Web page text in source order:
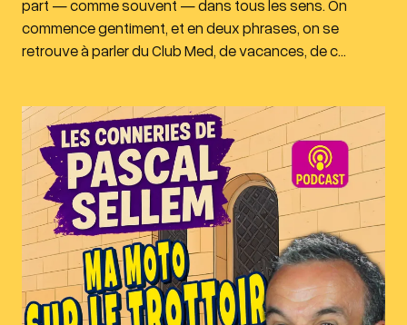
part — comme souvent — dans tous les sens. On
commence gentiment, et en deux phrases, on se
retrouve à parler du Club Med, de vacances, de c…